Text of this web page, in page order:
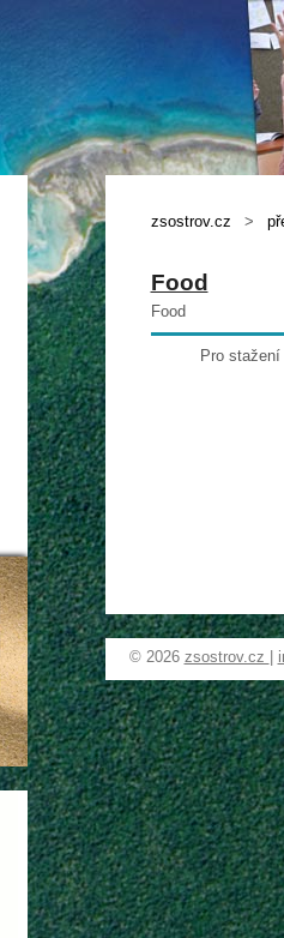
zsostrov.cz >
Food
Food
Pro
© 2026 zsostrov.cz